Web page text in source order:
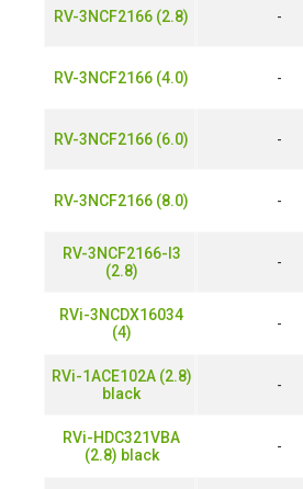
RV-3NCF2166 (2.8)
RV-3NCF2166 (4.0)
RV-3NCF2166 (6.0)
RV-3NCF2166 (8.0)
RV-3NCF2166-I3
(2.8)
RVi-3NCDX16034
(4)
RVi-1ACE102A (2.8)
black
RVi-HDC321VBA
(2.8) black
-
-
-
-
-
-
-
-